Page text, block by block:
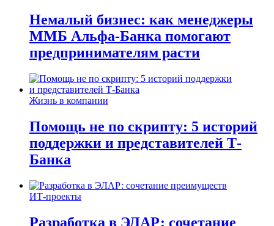
Немалый бизнес: как менеджеры
ММБ Альфа-Банка помогают
предпринимателям расти
Жизнь в компании
Помощь не по скрипту: 5 историй
поддержки и представителей Т-
Банка
ИТ-проекты
Разработка в ЭЛАР: сочетание